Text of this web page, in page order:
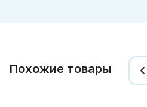
Похожие товары